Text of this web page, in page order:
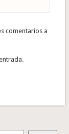
comentarios a